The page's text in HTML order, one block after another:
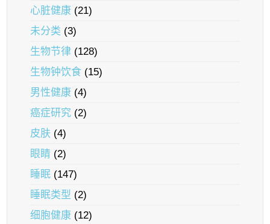
心脏健康 (21)
未分类 (3)
生物节律 (128)
生物钟饮食 (15)
男性健康 (4)
癌症研究 (2)
皮肤 (4)
眼睛 (2)
睡眠 (147)
睡眠类型 (2)
细胞健康 (12)